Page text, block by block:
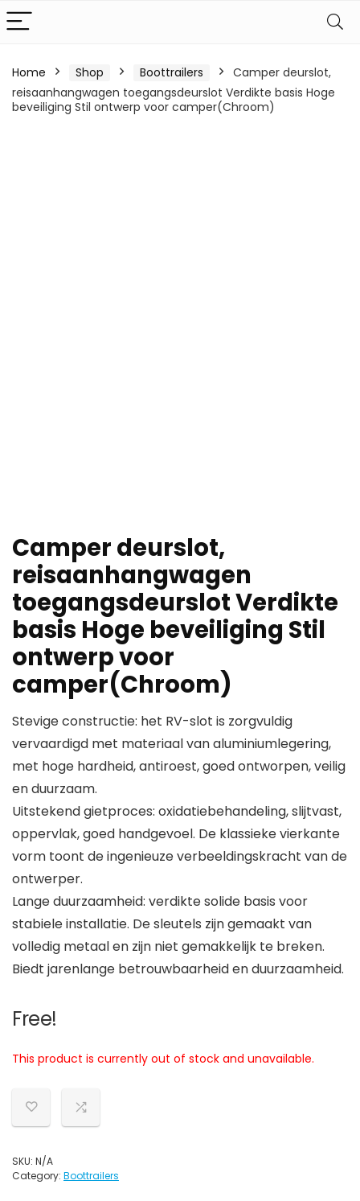
Home Shop Boottrailers
Camper deurslot,
reisaanhangwagen toegangsdeurslot Verdikte basis Hoge
beveiliging Stil ontwerp voor camper(Chroom)
Camper deurslot,
reisaanhangwagen
toegangsdeurslot Verdikte
basis Hoge beveiliging Stil
ontwerp voor
camper(Chroom)
Stevige constructie: het RV-slot is zorgvuldig
vervaardigd met materiaal van aluminiumlegering,
met hoge hardheid, antiroest, goed ontworpen, veilig
en duurzaam.
Uitstekend gietproces: oxidatiebehandeling, slijtvast,
oppervlak, goed handgevoel. De klassieke vierkante
vorm toont de ingenieuze verbeeldingskracht van de
ontwerper.
Lange duurzaamheid: verdikte solide basis voor
stabiele installatie. De sleutels zijn gemaakt van
volledig metaal en zijn niet gemakkelijk te breken.
Biedt jarenlange betrouwbaarheid en duurzaamheid.
Free!
This product is currently out of stock and unavailable.
SKU: N/A
Category: Boottrailers